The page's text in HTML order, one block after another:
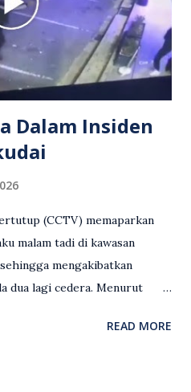
tindakan lelaki berkenaan
kerana campur tangan.
pihak berkuasa
ada yang bersimpati
mangs...
Dalam Insiden
(CCTV) memaparkan
malam tadi di kawasan
mengakibatkan
dua lagi cedera. Menurut
malam dan pihak polisREAD MORE